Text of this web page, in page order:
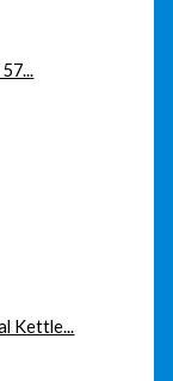
Kettle...